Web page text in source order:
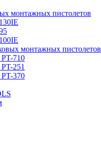
монтажных пистолетов
монтажных пистолетов
PT-710
251
PT-370